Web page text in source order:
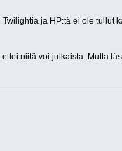
ja HP:tä ei ole tullut
niitä voi julkaista. Mutta